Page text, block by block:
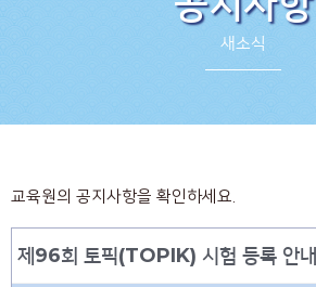
새소식
교육원의 공지사항을 확인하세요.
제96회 토픽(TOPIK) 시험 등록 안내